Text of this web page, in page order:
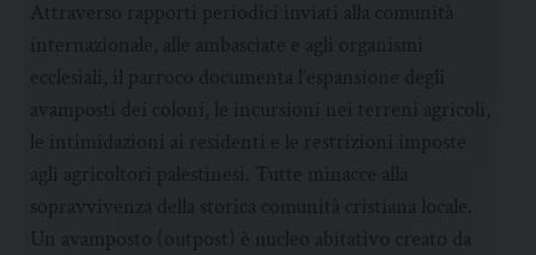
avamposti dei coloni, le incursioni nei terreni agricoli,
le intimidazioni ai residenti e le restrizioni imposte
agli agricoltori palestinesi. Tutte minacce alla
sopravvivenza della storica comunità cristiana locale.
Un avamposto (outpost) è nucleo abitativo creato da